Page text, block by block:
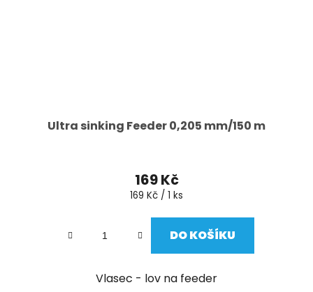
Ultra sinking Feeder 0,205 mm/150 m
169 Kč
Měrná
169 Kč / 1 ks
DO KOŠÍKU
Vlasec - lov na feeder